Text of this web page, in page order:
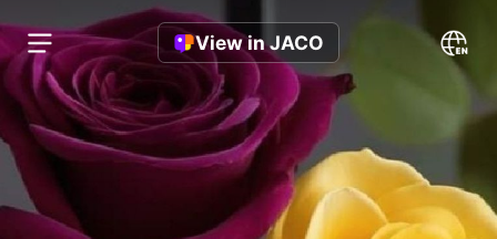
View in JACO